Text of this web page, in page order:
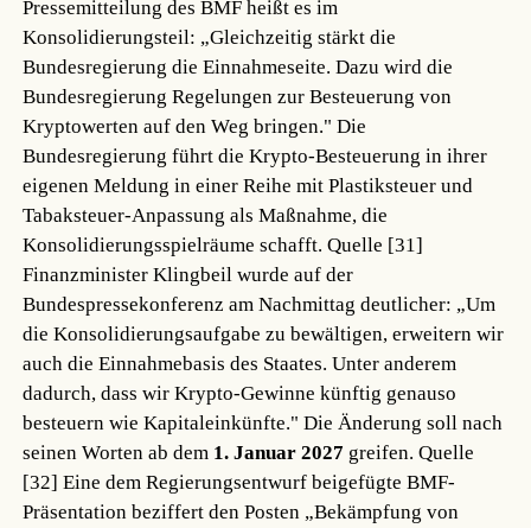
Pressemitteilung des BMF heißt es im
Konsolidierungsteil: „Gleichzeitig stärkt die
Bundesregierung die Einnahmeseite. Dazu wird die
Bundesregierung Regelungen zur Besteuerung von
Kryptowerten auf den Weg bringen." Die
Bundesregierung führt die Krypto-Besteuerung in ihrer
eigenen Meldung in einer Reihe mit Plastiksteuer und
Tabaksteuer-Anpassung als Maßnahme, die
Konsolidierungsspielräume schafft.Quelle [31]
Finanzminister Klingbeil wurde auf der
Bundespressekonferenz am Nachmittag deutlicher: „Um
die Konsolidierungsaufgabe zu bewältigen, erweitern wir
auch die Einnahmebasis des Staates. Unter anderem
dadurch, dass wir Krypto-Gewinne künftig genauso
besteuern wie Kapitaleinkünfte." Die Änderung soll nach
seinen Worten ab dem 1. Januar 2027 greifen.Quelle
[32] Eine dem Regierungsentwurf beigefügte BMF-
Präsentation beziffert den Posten „Bekämpfung von